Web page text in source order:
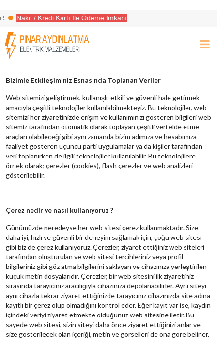
Nakit / Kredi Kartı İle Ödeme İmkanı
Bizimle Etkileşiminiz Esnasında Toplanan Veriler
Web sitemizi geliştirmek, kullanışlı, etkili ve güvenli hale getirmek
amacıyla çeşitli teknolojiler kullanılabilmekteyiz. Bu teknolojiler, web
sitemizi her ziyaretinizde erişim ve kullanımınızı gösteren bilgileri web
sitemiz tarafından otomatik olarak toplayan çeşitli veri elde etme
araçları olabileceği gibi aynı zamanda bizim adımıza ve hesabımıza
faaliyet gösteren üçüncü parti uygulamalar ya da kişiler tarafından
veri toplanırken de ilgili teknolojiler kullanılabilir. Bu teknolojilere
örnek olarak; çerezler (cookies), flash çerezler ve web analizleri
gösterilebilir.
Çerez nedir ve nasıl kullanıyoruz ?
Günümüzde neredeyse her web sitesi çerez kullanmaktadır. Size
daha iyi, hızlı ve güvenli bir deneyim sağlamak için, çoğu web sitesi
gibi biz de çerez kullanıyoruz. Çerezler, ziyaret ettiğiniz web siteleri
tarafından oluşturulan ve web sitesi tercihleriniz veya profil
bilgileriniz gibi göz atma bilgilerini saklayan ve cihazınıza yerleştirilen
küçük metin dosyalarıdır. Çerezler, bir web sitesini ilk ziyaretiniz
sırasında tarayıcınız aracılığıyla cihazınıza depolanabilirler. Aynı siteyi
aynı cihazla tekrar ziyaret ettiğinizde tarayıcınız cihazınızda site adına
kayıtlı bir çerez olup olmadığını kontrol eder. Eğer kayıt var ise, kaydın
içindeki veriyi ziyaret etmekte olduğunuz web sitesine iletir. Bu
sayede web sitesi, sizin siteyi daha önce ziyaret ettiğinizi anlar ve
size gösterilecek olan içeriği, metin ve görselleri de ona göre belirler.